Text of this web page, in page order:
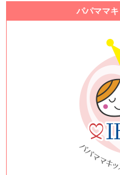
パパママ